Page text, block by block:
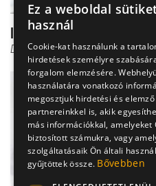
Impotencia: Ilyen szó
Dr. Török Alexander
Ez a weboldal
használ
Cookie-kat használunk a
hirdetések személyre
forgalom elemzésére.
használatára vonatkozó
megosztjuk hirdetési és elemző
partnereinkkel is, akik
más információkkal, amelyeket
biztosított számukra, vagy
szolgáltatásaik Ön általi
gyűjtöttek össze. Bővebben